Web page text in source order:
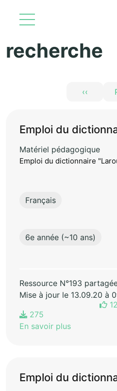
recherche
Page
‹‹
Emploi du
Matériel pédagogique
Emploi du dictionnaire
Français
6e année (~10 ans)
Ressource N°193
Mise à jour le 13.09.20 à
12
275
En savoir plus
Emploi du